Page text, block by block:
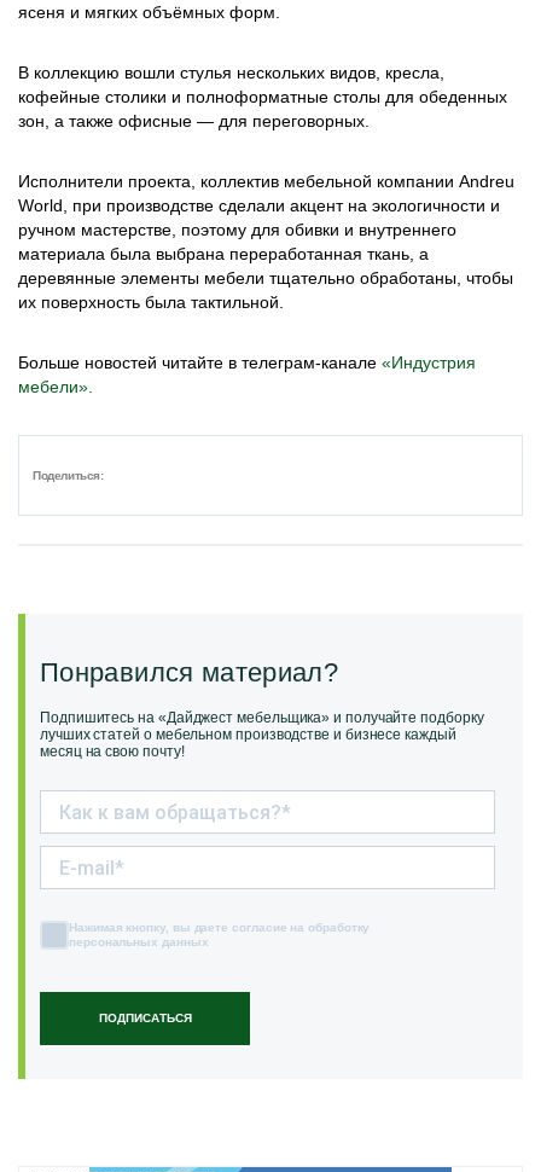
ясеня и мягких объёмных форм.
В коллекцию вошли стулья нескольких видов, кресла,
кофейные столики и полноформатные столы для обеденных
зон, а также офисные — для переговорных.
Исполнители проекта, коллектив мебельной компании Andreu
World, при производстве сделали акцент на экологичности и
ручном мастерстве, поэтому для обивки и внутреннего
материала была выбрана переработанная ткань, а
деревянные элементы мебели тщательно обработаны, чтобы
их поверхность была тактильной.
Больше новостей читайте в телеграм-канале «Индустрия
мебели».
Поделиться:
Понравился материал?
Подпишитесь на «Дайджест мебельщика» и получайте подборку
лучших статей о мебельном производстве и бизнесе каждый
месяц на свою почту!
ПОДПИСАТЬСЯ
Нажимая кнопку, вы даете согласие на обработку
персональных данных